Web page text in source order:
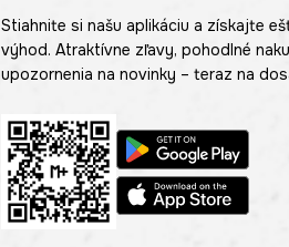
Stiahnite si našu aplikáciu a získajte
výhod. Atraktívne zľavy, pohodlné
upozornenia na novinky – teraz na